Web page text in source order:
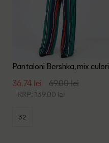
Pantaloni Bershka, mix culori
36.74 lei 69.00 lei
RRP: 139.00 lei
32